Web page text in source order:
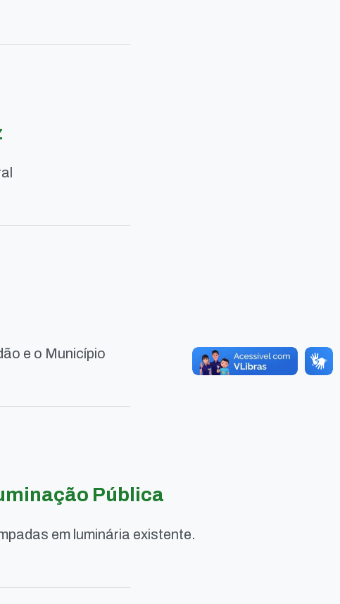
e o Município
Pública
em luminária existente.